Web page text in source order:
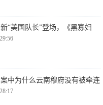
“美国队长”登场，《黑寡妇
案中为什么云南穆府没有被牵连